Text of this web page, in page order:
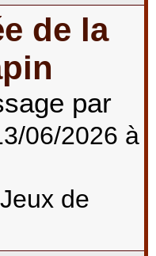
de la
par
06/2026 à
Jeux de